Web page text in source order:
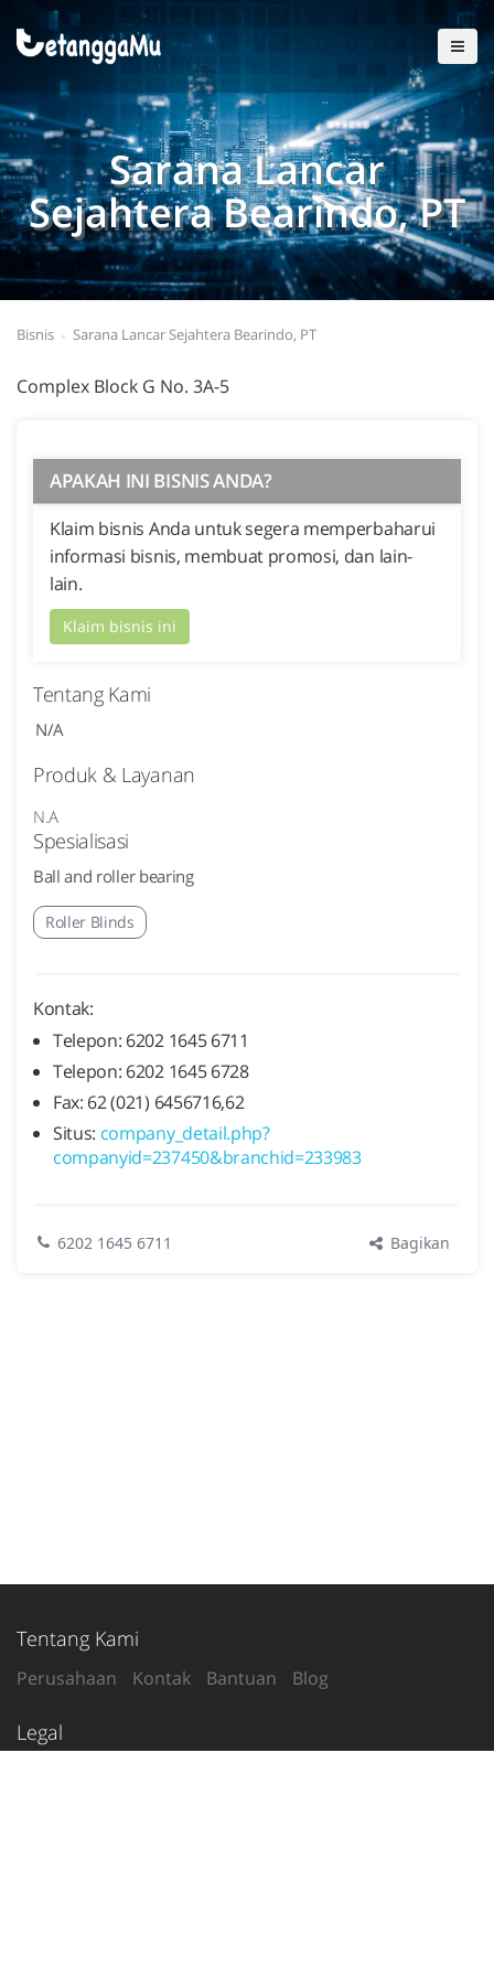
Sarana Lancar
Sejahtera Bearindo, PT
Bisnis Sarana Lancar Sejahtera Bearindo, PT
Complex Block G No. 3A-5
APAKAH INI BISNIS ANDA?
Klaim bisnis Anda untuk segera memperbaharui
informasi bisnis, membuat promosi, dan lain-
lain.
Klaim bisnis ini
Tentang Kami
N/A
Produk & Layanan
N.A
Spesialisasi
Ball and roller bearing
Roller Blinds
Kontak:
Telepon: 6202 1645 6711
Telepon: 6202 1645 6728
Fax: 62 (021) 6456716,62
Situs: company_detail.php?
companyid=237450&branchid=233983
6202 1645 6711 Bagikan
Tentang Kami
Perusahaan Kontak Bantuan Blog
Legal